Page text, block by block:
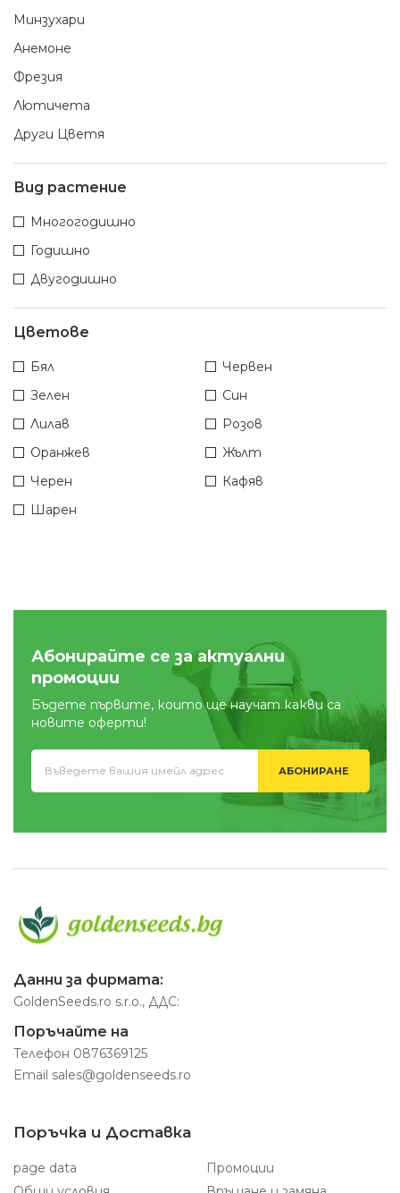
Минзухари
Анемоне
Фрезия
Лютичета
Други Цветя
Вид растение
Многогодишно
Годишно
Двугодишно
Цветове
Бял
Червен
Зелен
Син
Лилав
Розов
Оранжев
Жълт
Черен
Кафяв
Шарен
Абонирайте се за актуални
промоции
Бъдете първите, които ще научат какви са
новите оферти!
АБОНИРАНЕ
Данни за фирмата:
GoldenSeeds.ro s.r.o., ДДС:
Поръчайте на
Телефон 0876369125
Email sales@goldenseeds.ro
Поръчка и Доставка
page data
Промоции